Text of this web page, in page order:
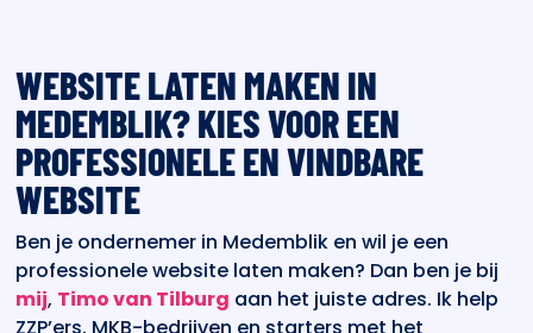
WEBSITE LATEN MAKEN IN
MEDEMBLIK? KIES VOOR EEN
PROFESSIONELE EN VINDBARE
WEBSITE
Ben je ondernemer in Medemblik en wil je een
professionele website laten maken? Dan ben je bij
mij, Timo van Tilburg aan het juiste adres. Ik help
ZZP’ers, MKB-bedrijven en starters met het